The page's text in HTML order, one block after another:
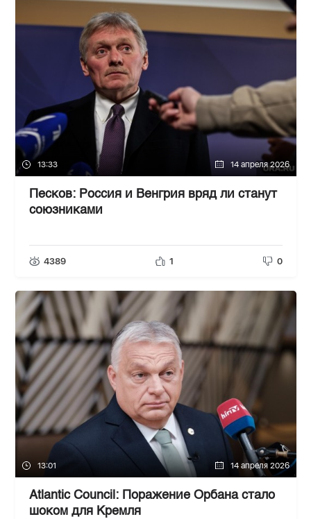
13:33 14 апреля 2026
Песков: Россия и Венгрия вряд ли станут
союзниками
4389 1 0
13:01 14 апреля 2026
Atlantic Council: Поражение Орбана стало
шоком для Кремля